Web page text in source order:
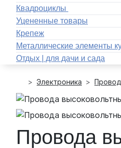
Квадроциклы
Уцененные товары
Крепеж
Металлические элементы
Отдых | для дачи и сада
Электроника
Провода